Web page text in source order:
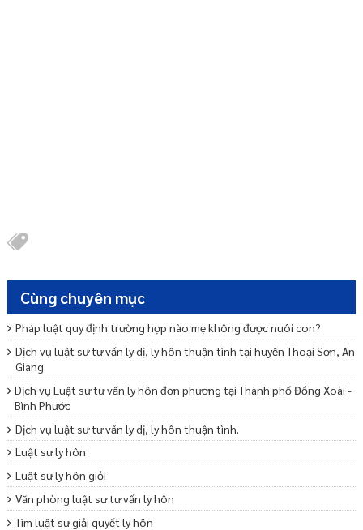
Cùng chuyên mục
Pháp luật quy định trường hợp nào mẹ không được nuôi con?
Dịch vụ luật sư tư vấn ly dị, ly hôn thuận tình tại huyện Thoại Sơn, An
Giang
Dịch vụ Luật sư tư vấn ly hôn đơn phương tại Thành phố Đồng Xoài -
Bình Phước
Dịch vụ luật sư tư vấn ly dị, ly hôn thuận tình.
Luật sư ly hôn
Luật sư ly hôn giỏi
Văn phòng luật sư tư vấn ly hôn
Tìm luật sư giải quyết ly hôn